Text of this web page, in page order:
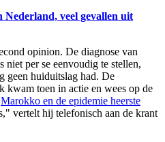
Nederland, veel gevallen uit
opinion. De diagnose van
niet per se eenvoudig te stellen,
geen huiduitslag had. De
toen in actie en wees op de
Marokko en de epidemie heerste
vertelt hij telefonisch aan de krant